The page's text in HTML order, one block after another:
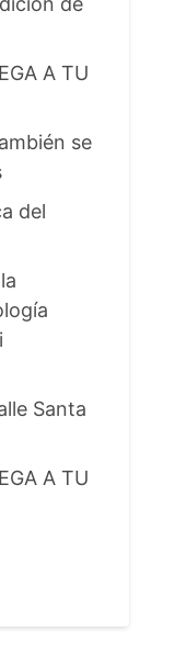
A TU
se
del
Santa
A TU